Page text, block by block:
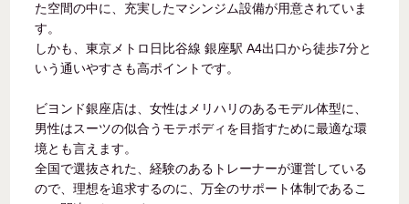
た空間の中に、充実したマシンジム設備が用意されていま
す。
しかも、東京メトロ日比谷線 銀座駅 A4出口から徒歩7分と
いう通いやすさも高ポイントです。
ビヨンド銀座店は、女性はメリハリのあるモデル体型に、
男性はスーツの似合うモテボディを目指すために最適な環
境とも言えます。
全国で選抜された、経験のあるトレーナーが運営している
ので、理想を追求するのに、万全のサポート体制であるこ